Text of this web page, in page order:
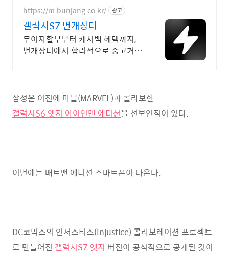
https://m.bunjang.co.kr/ 광고
갤럭시S7 번개장터
무이자할부부터 캐시백 혜택까지,
번개장터에서 합리적으로 중고거래
삼성은 이전에 마블(MARVEL)과 콜라보한
갤럭시S6 엣지 아이언맨 에디션을 선보인적이 있다.
이번에는 배트맨 에디션 스마트폰이 나온다.
DC코믹스의 인저스티스(Injustice) 콜라보레이션 프로젝트
로 만들어진 갤럭시S7 엣지 버전이 공식적으로 공개된 것이